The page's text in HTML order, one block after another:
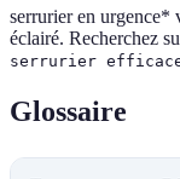
serrurier en urgence*
éclairé. Recherchez
serrurier
Glossaire